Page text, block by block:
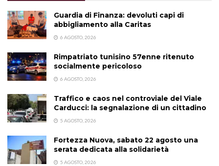
Guardia di Finanza: devoluti capi di
abbigliamento alla Caritas
6 AGOSTO, 2026
Rimpatriato tunisino 57enne ritenuto
socialmente pericoloso
6 AGOSTO, 2026
Traffico e caos nel controviale del Viale
Carducci: la segnalazione di un cittadino
5 AGOSTO, 2026
Fortezza Nuova, sabato 22 agosto una
serata dedicata alla solidarietà
5 AGOSTO, 2026